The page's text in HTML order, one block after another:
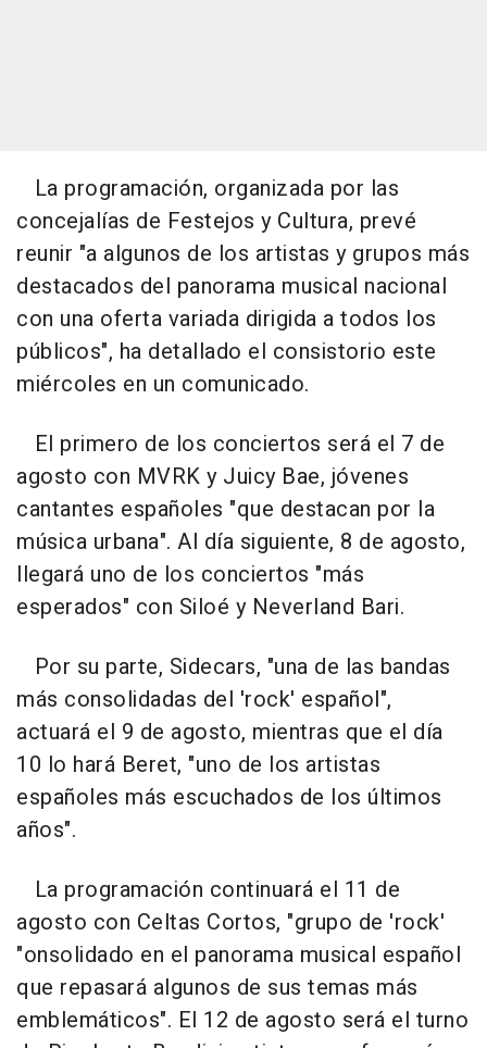
La programación, organizada por las
concejalías de Festejos y Cultura, prevé
reunir "a algunos de los artistas y grupos más
destacados del panorama musical nacional
con una oferta variada dirigida a todos los
públicos", ha detallado el consistorio este
miércoles en un comunicado.
El primero de los conciertos será el 7 de
agosto con MVRK y Juicy Bae, jóvenes
cantantes españoles "que destacan por la
música urbana". Al día siguiente, 8 de agosto,
llegará uno de los conciertos "más
esperados" con Siloé y Neverland Bari.
Por su parte, Sidecars, "una de las bandas
más consolidadas del 'rock' español",
actuará el 9 de agosto, mientras que el día
10 lo hará Beret, "uno de los artistas
españoles más escuchados de los últimos
años".
La programación continuará el 11 de
agosto con Celtas Cortos, "grupo de 'rock'
"onsolidado en el panorama musical español
que repasará algunos de sus temas más
emblemáticos". El 12 de agosto será el turno